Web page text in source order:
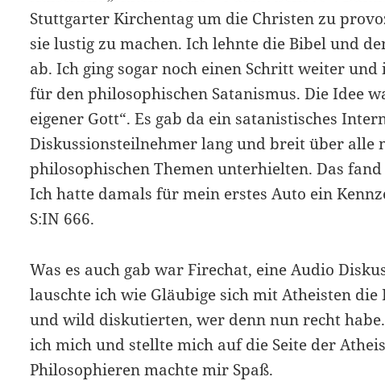
Stuttgarter Kirchentag um die Christen zu
sie lustig zu machen. Ich lehnte die Bibel und
ab. Ich ging sogar noch einen Schritt weiter
für den philosophischen Satanismus. Die Idee
eigener Gott“. Es gab da ein satanistisches
Diskussionsteilnehmer lang und breit über alle
philosophischen Themen unterhielten. Das
Ich hatte damals für mein erstes Auto ein
S:IN 666.
Was es auch gab war Firechat, eine Audio
lauschte ich wie Gläubige sich mit Atheisten die
und wild diskutierten, wer denn nun recht
ich mich und stellte mich auf die Seite der
Philosophieren machte mir Spaß.